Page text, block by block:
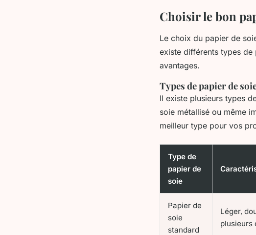
Choisir le bon
Le choix du papier de
existe différents types
avantages.
Types de papier de
Il existe plusieurs types
soie métallisé ou même
meilleur type pour vos
Type de
papier de
soie
Papier de
soie
standard
Léger,
plusieurs